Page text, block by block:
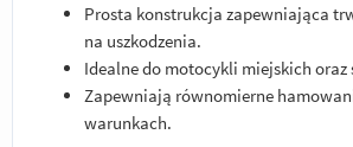
Prosta konstrukcja zapewniająca
na uszkodzenia.
Idealne do motocykli miejskich oraz
Zapewniają równomierne
warunkach.